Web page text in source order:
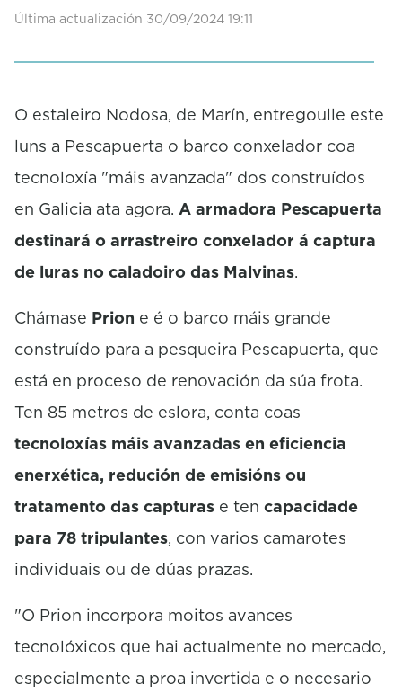
0
e
n
s
Última actualización 30/09/2024 19:11
O estaleiro Nodosa, de Marín, entregoulle este
luns a Pescapuerta o barco conxelador coa
tecnoloxía "máis avanzada" dos construídos
en Galicia ata agora. A armadora Pescapuerta
destinará o arrastreiro conxelador á captura
de luras no caladoiro das Malvinas.
Chámase Prion e é o barco máis grande
construído para a pesqueira Pescapuerta, que
está en proceso de renovación da súa frota.
Ten 85 metros de eslora, conta coas
tecnoloxías máis avanzadas en eficiencia
enerxética, redución de emisións ou
tratamento das capturas e ten capacidade
para 78 tripulantes, con varios camarotes
individuais ou de dúas prazas.
"O Prion incorpora moitos avances
tecnolóxicos que hai actualmente no mercado,
especialmente a proa invertida e o necesario